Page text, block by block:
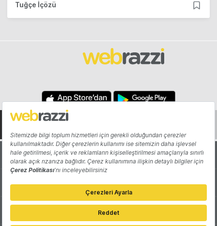
Tuğçe İçözü
Hakkında Yazarlar
Katkıda Bulun Reklam